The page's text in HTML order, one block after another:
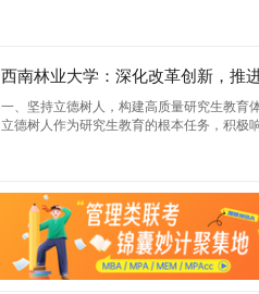
（二）招生名额2026年度具体招生规模以
读与申请-考核制，将根据考生综合素质择
（一）学籍管理联合培养学生学籍隶属于上
限按该校研究生学籍管理办法执行。（二）
为两个主要阶段：第一阶段于上海交通大学
学位授予要求的，将获发上海交通大学博士
士学位。四、项目特色与支持条件（一）高
国家重大科研项目，接触材料领域大科学装
台，获得前沿科研训练条件。（二）优质导
资深科研人员组成导师团队，提供高水平学
招生计划详见学院官网发布的《四川大学
报名情况进行适当调整。除国家专项计划外
的比例原则上不超过总计划的5%。全日制
年限内须全脱产在校学习。二、报考流程（
拥护中国共产党的领导，品德良好，遵纪守
具备较强的科研能力，并展现出良好的科研
中一份必须由报考导师出具。4.以同等学力
须同时符合以下两项要求：①以第一作者身
表期刊文章，其中至少1篇为A级、1篇为B级
大学哲学社会科学期刊与应用成果分级方
完成人获得省部级二等奖及以上科研成果奖
一、坚持立德树人，构建高质量研究生教育
立德树人作为研究生教育的根本任务，积极
引领研究生思想政治教育，修订并印发了《
立德才兼备、科技报国的远大志向，增强社
进个人成长与国家战略需求深度融合。同时
加强研究生教育管理工作的实施意见》，强
信与学术道德教育，弘扬科学精神。学校坚
通过德育铸魂、智育启智、体育强身、美育